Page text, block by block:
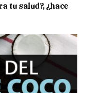
tu salud?, ¿hace